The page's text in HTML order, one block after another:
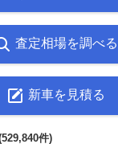
査定相場を調べる
新車を見積る
件)